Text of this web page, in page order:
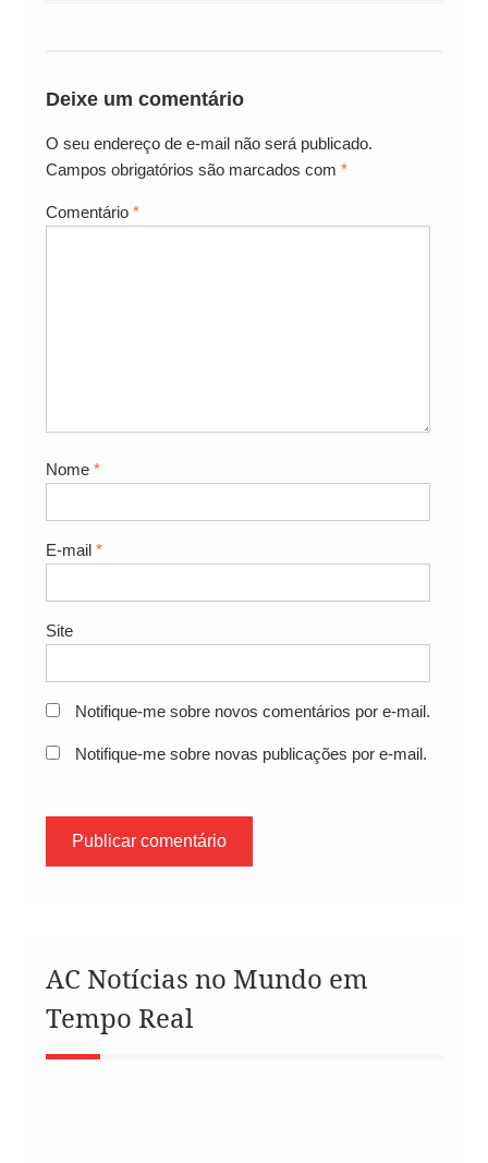
Deixe um comentário
O seu endereço de e-mail não será publicado.
Campos obrigatórios são marcados com *
Comentário *
Nome *
E-mail *
Site
Notifique-me sobre novos comentários por e-mail.
Notifique-me sobre novas publicações por e-mail.
AC Notícias no Mundo em
Tempo Real